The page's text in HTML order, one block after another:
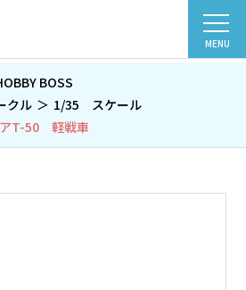
MENU
BOSS
クル
1/35 スケール
T-50 軽戦車